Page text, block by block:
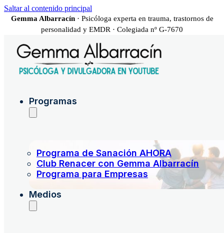
Saltar al contenido principal
Gemma Albarracín· Psicóloga experta en trauma, trastornos de
personalidad y EMDR · Colegiada nº G-7670
Programas
Programa de Sanación AHORA
Club Renacer con Gemma Albarracín
Programa para Empresas
Medios